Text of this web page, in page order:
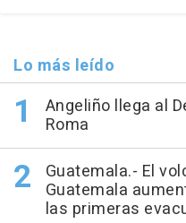
Lo más leído
Angeliño llega al
Roma
Guatemala.- El
Guatemala
las primeras